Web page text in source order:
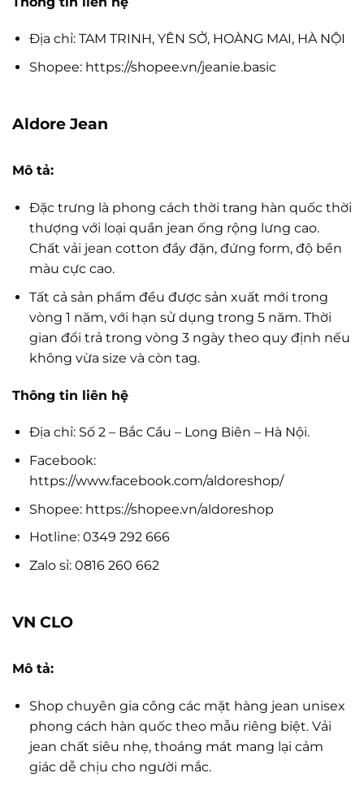
Địa chỉ: TAM TRINH, YÊN SỞ, HOÀNG MAI, HÀ NỘI
Shopee: https://shopee.vn/jeanie.basic
Aldore Jean
Mô tả:
Đặc trưng là phong cách thời trang hàn quốc thời
thượng với loại quần jean ống rộng lưng cao.
Chất vải jean cotton đầy đặn, đứng form, độ bền
màu cực cao.
Tất cả sản phẩm đều được sản xuất mới trong
vòng 1 năm, với hạn sử dụng trong 5 năm. Thời
gian đổi trả trong vòng 3 ngày theo quy định nếu
không vừa size và còn tag.
Thông tin liên hệ
Địa chỉ: Số 2 – Bắc Cầu – Long Biên – Hà Nội.
Facebook:
https://www.facebook.com/aldoreshop/
Shopee: https://shopee.vn/aldoreshop
Hotline: 0349 292 666
Zalo sỉ: 0816 260 662
VN CLO
Mô tả:
Shop chuyên gia công các mặt hàng jean unisex
phong cách hàn quốc theo mẫu riêng biệt. Vải
jean chất siêu nhẹ, thoáng mát mang lại cảm
giác dễ chịu cho người mắc.